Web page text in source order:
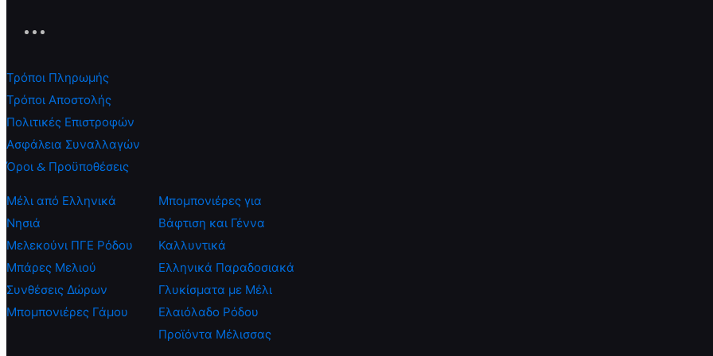
Τρόποι Πληρωμής
Τρόποι Αποστολής
Πολιτικές Επιστροφών
Ασφάλεια Συναλλαγών
Όροι & Προϋποθέσεις
Μέλι από Ελληνικά
Νησιά
Μελεκούνι ΠΓΕ Ρόδου
Μπάρες Μελιού
Συνθέσεις Δώρων
Μπομπονιέρες Γάμου
Μπομπονιέρες για
Βάφτιση και Γέννα
Καλλυντικά
Ελληνικά Παραδοσιακά
Γλυκίσματα με Μέλι
Ελαιόλαδο Ρόδου
Προϊόντα Μέλισσας